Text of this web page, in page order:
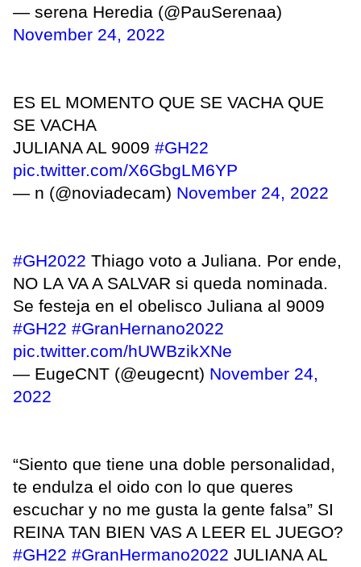
— serena Heredia (@PauSerenaa)
November 24, 2022
ES EL MOMENTO QUE SE VACHA QUE
SE VACHA
JULIANA AL 9009 #GH22
pic.twitter.com/X6GbgLM6YP
— n (@noviadecam) November 24, 2022
#GH2022 Thiago voto a Juliana. Por ende,
NO LA VA A SALVAR si queda nominada.
Se festeja en el obelisco Juliana al 9009
#GH22 #GranHernano2022
pic.twitter.com/hUWBzikXNe
— EugeCNT (@eugecnt) November 24,
2022
“Siento que tiene una doble personalidad,
te endulza el oido con lo que queres
escuchar y no me gusta la gente falsa” SI
REINA TAN BIEN VAS A LEER EL JUEGO?
#GH22 #GranHermano2022 JULIANA AL